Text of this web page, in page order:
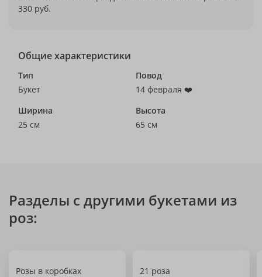
330 руб.
Общие характеристики
Тип
Букет
Повод
14 февраля ❤️
Ширина
25 см
Высота
65 см
Разделы с другими букетами из
роз:
Розы в коробках 21 роза